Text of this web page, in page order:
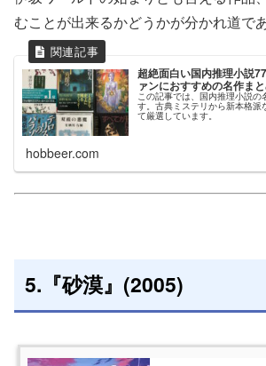
むことが出来るかどうかが分かれ道であ
超絶面白い国内推理小説
ァンにおすすめの名作まと
この記事では、国内推理小説の
す。古典ミステリから新本格派
て厳選しています。
hobbeer.com
5.『砂漠』(2005)